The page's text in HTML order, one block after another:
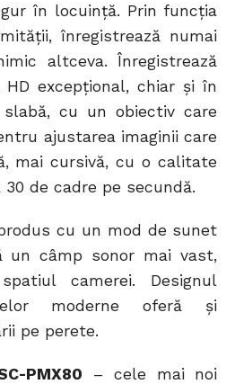
în locuință. Prin funcția
înregistrează numai
altceva. Înregistrează
excepțional, chiar și în
cu un obiectiv care
ajustarea imaginii care
mai cursivă, cu o calitate
de cadre pe secundă.
cu un mod de sunet
un câmp sonor mai vast,
camerei. Designul
moderne oferă şi
pe perete.
PMX80 – cele mai noi